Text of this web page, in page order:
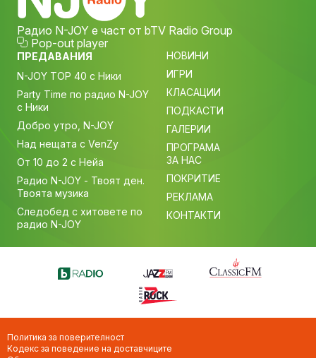
Радио N-JOY е част от bTV Radio Group
Pop-out player
ПРЕДАВАНИЯ
N-JOY TOP 40 с Ники
Party Time по радио N-JOY
с Ники
Добро утро, N-JOY
Над нещата с VenZy
От 10 до 2 с Нейа
Радио N-JOY - Твоят ден.
Твоята музика
Следобед с хитовете по
радио N-JOY
НОВИНИ
ИГРИ
КЛАСАЦИИ
ПОДКАСТИ
ГАЛЕРИИ
ПРОГРАМА
ЗА НАС
ПОКРИТИЕ
РЕКЛАМА
КОНТАКТИ
Политика за поверителност
Кодекс за поведение на доставчиците